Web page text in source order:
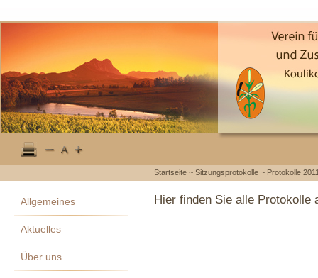
Startseite ~ Sitzungsprotokolle ~ Protokolle
Allgemeines
Aktuelles
Über uns
Hier finden Sie alle Protokolle